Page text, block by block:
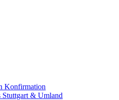
Konfirmation
Stuttgart & Umland